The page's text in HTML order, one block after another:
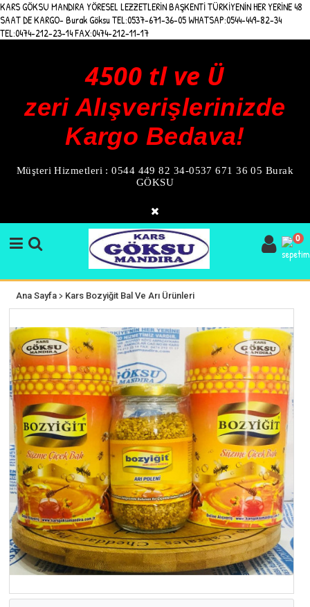
KARS GÖKSU MANDIRA YÖRESEL LEZZETLERİN BAŞKENTİ TÜRKİYENİN HER YERİNE 48
SAAT DE KARGO- Burak Göksu TEL:0537-671-36-05 WHATSAP:0544-449-82-34
TEL:0474-212-23-14 FAX:0474-212-11-17
4500 tl ve Ü
zeri Alışverişlerinizde
Kargo Bedava!
Müşteri Hizmetleri : 0544 449 82 34-0537 671 36 05 Burak
GÖKSU
0
Ana Sayfa> Kars Bozyiğit Bal Ve Arı Ürünleri